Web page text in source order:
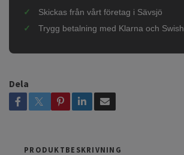
Skickas från vårt företag i Sävsjö
Trygg betalning med Klarna och Swish
Dela
PRODUKTBESKRIVNING